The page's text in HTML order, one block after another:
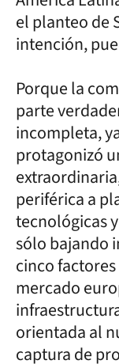
el planteo de
intención,
Porque la
parte
incompleta,
protagonizó
periférica a
tecnológicas
sólo bajando
cinco
mercado
orientada al
captura de